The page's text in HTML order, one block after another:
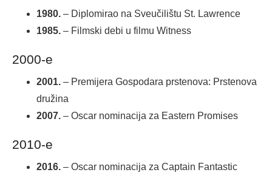
1980. – Diplomirao na Sveučilištu St. Lawrence
1985. – Filmski debi u filmu Witness
2000-e
2001. – Premijera Gospodara prstenova: Prstenova
družina
2007. – Oscar nominacija za Eastern Promises
2010-e
2016. – Oscar nominacija za Captain Fantastic